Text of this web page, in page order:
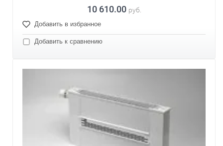
10 610.00 руб.
Добавить в избранное
Добавить к сравнению